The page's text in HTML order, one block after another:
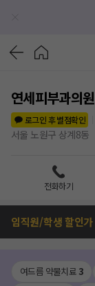
연세피부과의원
로그인 후 별점확인
서울 노원구 상계8동
전화하기
임직원/학생 할인가
여드름 약물치료3